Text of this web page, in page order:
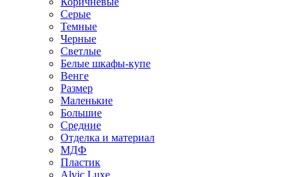
Серые
Темные
Черные
Светлые
Белые шкафы-купе
Венге
Размер
Маленькие
Большие
Средние
Отделка и материал
МДФ
Пластик
Alvic Luxe